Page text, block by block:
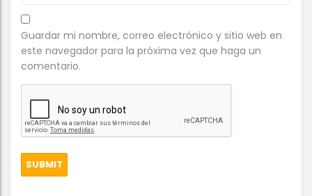
Guardar mi nombre, correo electrónico y sitio web en
este navegador para la próxima vez que haga un
comentario.